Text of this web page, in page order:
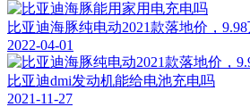
比亚迪海豚纯电动2021款落地价，
2022-04-01
比亚迪dmi发动机能给电池充电吗
2021-11-27